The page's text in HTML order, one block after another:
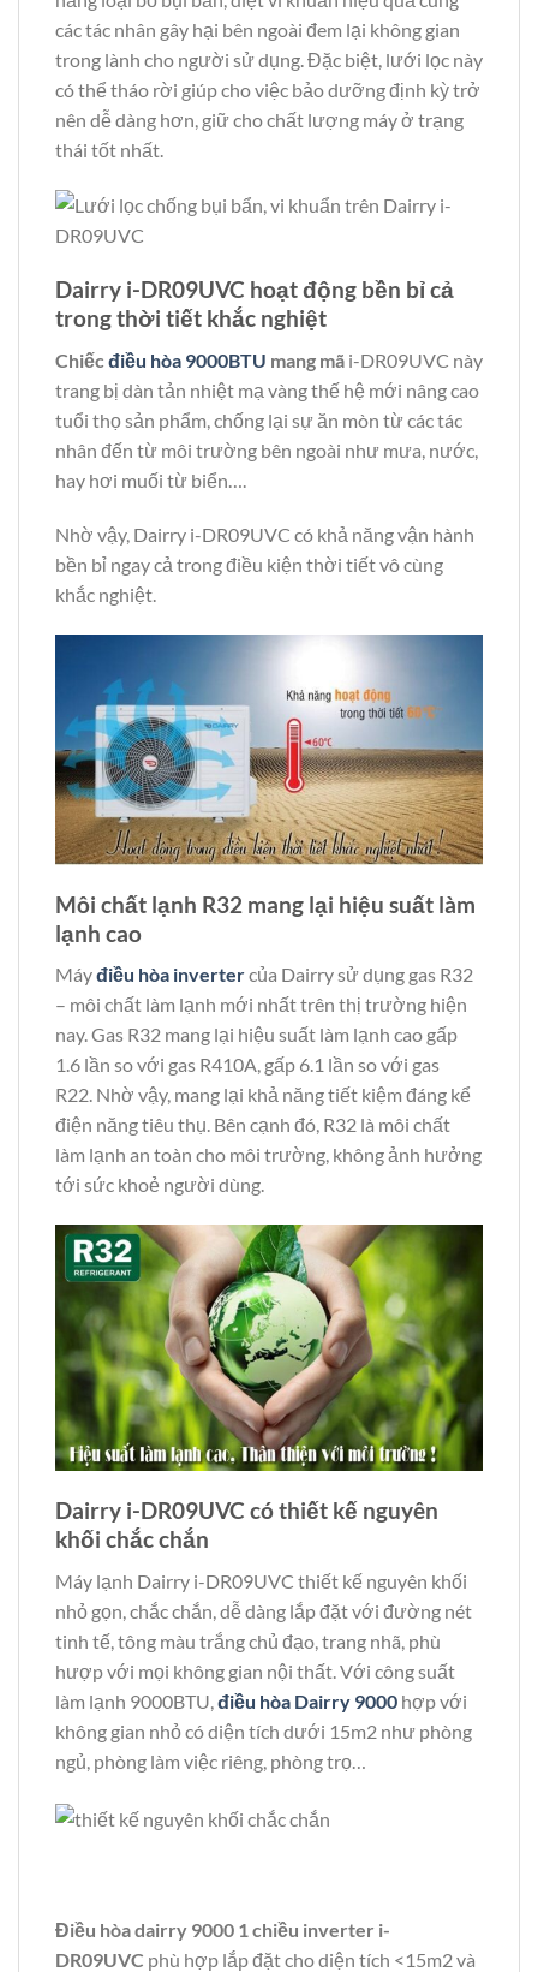
các tác nhân gây hại bên ngoài đem lại không gian
trong lành cho người sử dụng. Đặc biệt, lưới lọc này
có thể tháo rời giúp cho việc bảo dưỡng định kỳ trở
nên dễ dàng hơn, giữ cho chất lượng máy ở trạng
thái tốt nhất.
Dairry i-DR09UVC hoạt động bền bỉ cả
trong thời tiết khắc nghiệt
Chiếc điều hòa 9000BTU mang mã i-DR09UVC này
trang bị dàn tản nhiệt mạ vàng thế hệ mới nâng cao
tuổi thọ sản phẩm, chống lại sự ăn mòn từ các tác
nhân đến từ môi trường bên ngoài như mưa, nước,
hay hơi muối từ biển….
Nhờ vậy, Dairry i-DR09UVC có khả năng vận hành
bền bỉ ngay cả trong điều kiện thời tiết vô cùng
khắc nghiệt.
Môi chất lạnh R32 mang lại hiệu suất làm
lạnh cao
Máyđiều hòa invertercủa Dairry sử dụng gas R32
– môi chất làm lạnh mới nhất trên thị trường hiện
nay. Gas R32 mang lại hiệu suất làm lạnh cao gấp
1.6 lần so với gas R410A, gấp 6.1 lần so với gas
R22. Nhờ vậy, mang lại khả năng tiết kiệm đáng kể
điện năng tiêu thụ. Bên cạnh đó, R32 là môi chất
làm lạnh an toàn cho môi trường, không ảnh hưởng
tới sức khoẻ người dùng.
Dairry i-DR09UVC có thiết kế nguyên
khối chắc chắn
Máy lạnh Dairry i-DR09UVC thiết kế nguyên khối
nhỏ gọn, chắc chắn, dễ dàng lắp đặt với đường nét
tinh tế, tông màu trắng chủ đạo, trang nhã, phù
hượp với mọi không gian nội thất. Với công suất
làm lạnh 9000BTU, điều hòa Dairry 9000 hợp với
không gian nhỏ có diện tích dưới 15m2 như phòng
ngủ, phòng làm việc riêng, phòng trọ…
Điều hòa dairry 9000 1 chiều inverter i-
DR09UVC phù hợp lắp đặt cho diện tích <15m2 và